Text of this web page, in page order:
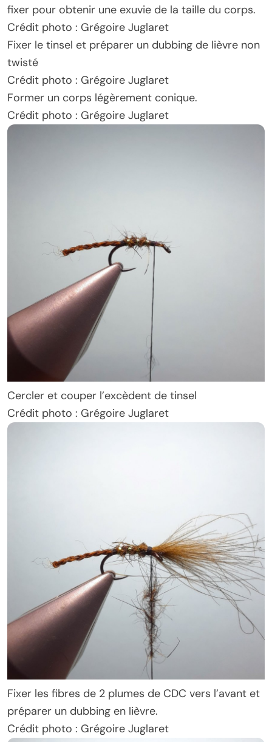
fixer pour obtenir une exuvie de la taille du corps.
Crédit photo : Grégoire Juglaret
Fixer le tinsel et préparer un dubbing de lièvre non
twisté
Crédit photo : Grégoire Juglaret
Former un corps légèrement conique.
Crédit photo : Grégoire Juglaret
Cercler et couper l’excèdent de tinsel
Crédit photo : Grégoire Juglaret
Fixer les fibres de 2 plumes de CDC vers l’avant et
préparer un dubbing en lièvre.
Crédit photo : Grégoire Juglaret